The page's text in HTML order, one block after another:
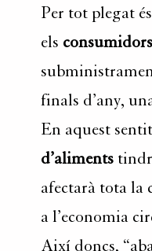
Per tot plegat
els consumidors
finals d’any,
En aquest
d’aliments
afectarà tota la
a l’economia
Així doncs,